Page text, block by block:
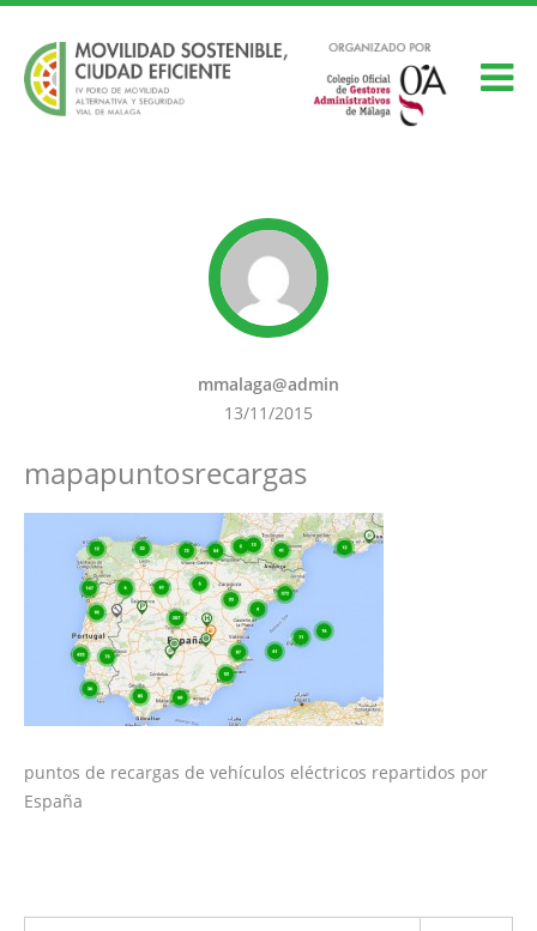
mmalaga@admin
13/11/2015
mapapuntosrecargas
puntos de recargas de vehículos eléctricos repartidos por
España